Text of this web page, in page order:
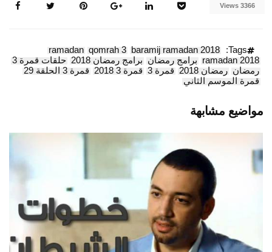
3366 Views
Tags:
baramij ramadan 2018
qomrah 3
ramadan
ramadan 2018 برامج رمضان برامج رمضان 2018
حلقات قمرة 3
رمضان رمضان 2018 قمرة 3 قمرة 3 2018
قمرة 3 الحلقة 29
قمرة الموسم الثاني
مواضيع مشابهة